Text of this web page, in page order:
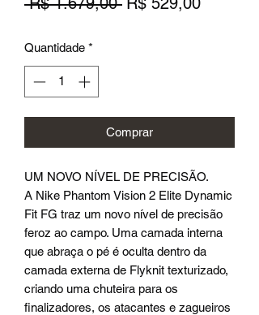
Quantidade *
Comprar
UM NOVO NÍVEL DE PRECISÃO.
A Nike Phantom Vision 2 Elite Dynamic
Fit FG traz um novo nível de precisão
feroz ao campo. Uma camada interna
que abraça o pé é oculta dentro da
camada externa de Flyknit texturizado,
criando uma chuteira para os
finalizadores, os atacantes e zagueiros